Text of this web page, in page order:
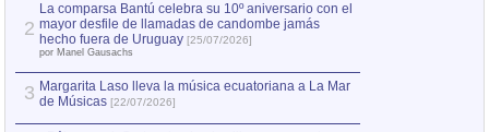
2
La comparsa Bantú celebra su 10º aniversario con el
mayor desfile de llamadas de candombe jamás
hecho fuera de Uruguay [25/07/2026]
por Manel Gausachs
3 Margarita Laso lleva la música ecuatoriana a La Mar
de Músicas [22/07/2026]